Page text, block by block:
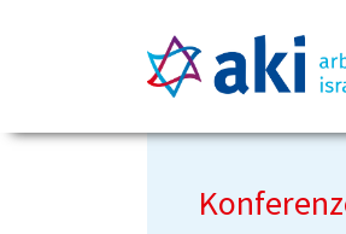
Zum Hauptinhalt springen